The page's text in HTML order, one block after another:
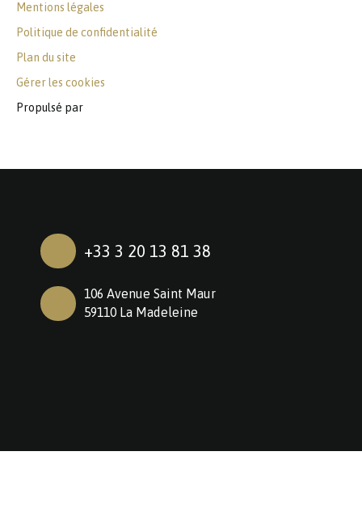
Mentions légales
Politique de confidentialité
Plan du site
Gérer les cookies
Propulsé par
+33 3 20 13 81 38
106 Avenue Saint Maur
59110 La Madeleine